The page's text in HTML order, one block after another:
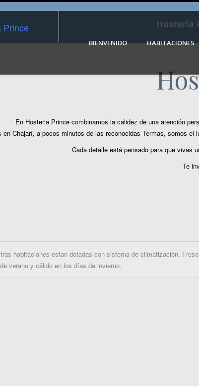
BIENVENIDO HABITACIONES
Hostería
En Hosteria Prince combinamos la calidez de una atención
en Chajarí, a pocos minutos de las reconocidas Termas, somos
Cada detalle está pensado para que vivas
Te
habitaciones estan dotadas con sistema de climatización.
verano y cálido en los días de invierno.